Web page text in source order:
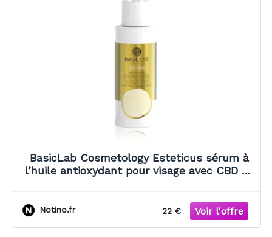
BasicLab Cosmetology Esteticus sérum à
l’huile antioxydant pour visage avec CBD 30
Notino.fr 22 €